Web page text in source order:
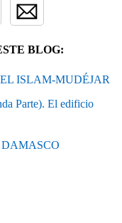
BLOG:
ISLAM-MUDÉJAR
Parte). El edificio